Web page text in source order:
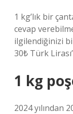
1 kg’lık bir
cevap
ilgilendiğinizi
30₺ Türk
1 kg
2024 yılından